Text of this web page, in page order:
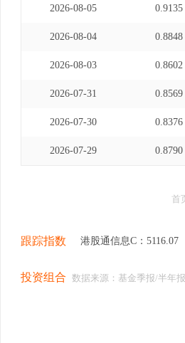
2026-08-05 0.9135
2026-08-04 0.8848
2026-08-03 0.8602
2026-07-31 0.8569
2026-07-30 0.8376
2026-07-29 0.8790
首
跟踪指数 港股通信息C： 5116.07
投资组合 数据来源：基金季报/半年